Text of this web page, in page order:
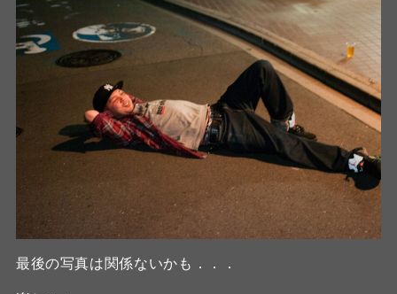
最後の写真は関係ないかも．．．